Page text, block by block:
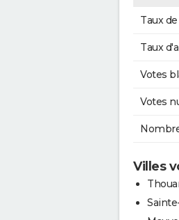
Taux
Taux
Votes
Votes
Villes